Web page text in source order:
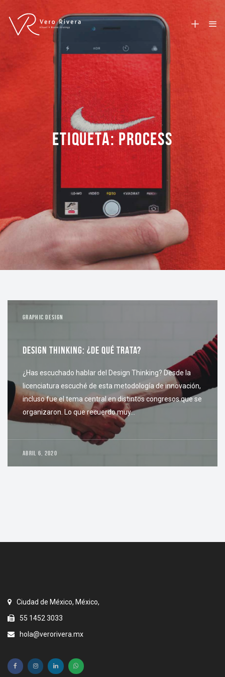
ETIQUETA: PROCESS
GRAPHIC DESIGN
DESIGN THINKING: ¿DE QUÉ TRATA?
¿Has escuchado hablar del Design Thinking? Desde la
licenciatura escuché de esta metodología de innovación,
incluso fue el tema central en distintos congresos que se
organizaron. Lo que recuerdo muy…
ABRIL 6, 2020
Ciudad de México, México,
55 1452 3033
hola@verorivera.mx